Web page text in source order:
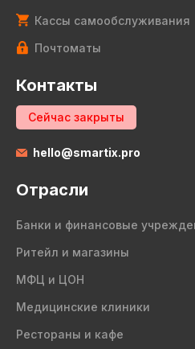
Кассы самообслуживания
Почтоматы
Контакты
Сейчас закрыты
hello@smartix.pro
Отрасли
Банки и финансовые
Ритейл и магазины
МФЦ и ЦОН
Медицинские клиники
Рестораны и кафе